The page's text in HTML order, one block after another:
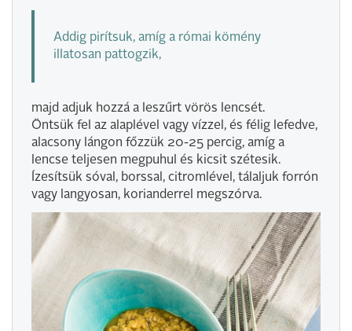
Addig pirítsuk, amíg a római kömény
illatosan pattogzik,
majd adjuk hozzá a leszűrt vörös lencsét.
Öntsük fel az alaplével vagy vízzel, és félig lefedve,
alacsony lángon főzzük 20-25 percig, amíg a
lencse teljesen megpuhul és kicsit szétesik.
Ízesítsük sóval, borssal, citromlével, tálaljuk forrón
vagy langyosan, korianderrel megszórva.